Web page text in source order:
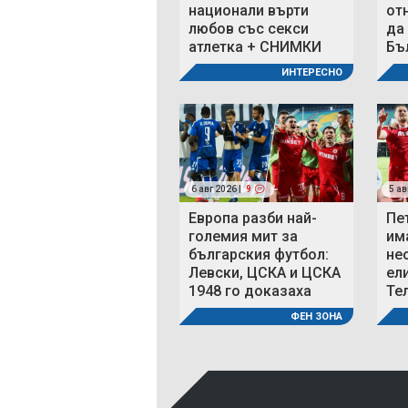
национали върти
любов със секси
атлетка + СНИМКИ
ИНТЕРЕСНО
да
6 авг 2026 | 9
Европа разби най-
големия мит за
българския футбол:
Левски, ЦСКА и ЦСКА
1948 го доказаха
ФЕН ЗОНА
5